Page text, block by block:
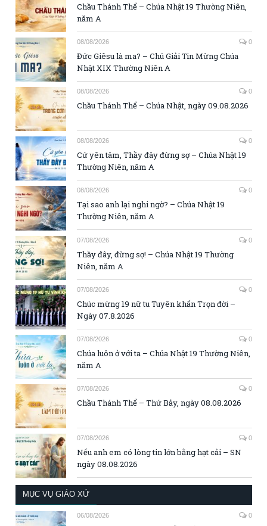
Chầu Thánh Thể – Chúa Nhật 19 Thường Niên,
năm A
08/08/2026 0
Đức Giêsu là ma? – Chú Giải Tin Mừng Chúa
Nhật XIX Thường Niên A
08/08/2026 0
Chầu Thánh Thể – Chúa Nhật, ngày 09.08.2026
08/08/2026 0
Cứ yên tâm, Thầy đây đừng sợ – Chúa Nhật 19
Thường Niên, năm A
08/08/2026 0
Tại sao anh lại nghi ngờ? – Chúa Nhật 19
Thường Niên, năm A
07/08/2026 0
Thầy đây, đừng sợ! – Chúa Nhật 19 Thường
Niên, năm A
07/08/2026 0
Chúc mừng 19 nữ tu Tuyên khấn Trọn đời –
Ngày 07.8.2026
07/08/2026 0
Chúa luôn ở với ta – Chúa Nhật 19 Thường Niên,
năm A
07/08/2026 0
Chầu Thánh Thể – Thứ Bảy, ngày 08.08.2026
07/08/2026 0
Nếu anh em có lòng tin lớn bằng hạt cải – SN
ngày 08.08.2026
MỤC VỤ GIÁO XỨ
06/08/2026 0